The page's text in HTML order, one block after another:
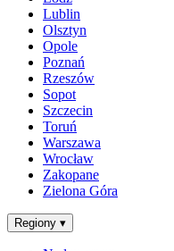
Lublin
Olsztyn
Opole
Poznań
Rzeszów
Sopot
Szczecin
Toruń
Warszawa
Wrocław
Zakopane
Zielona Góra
Regiony ▾